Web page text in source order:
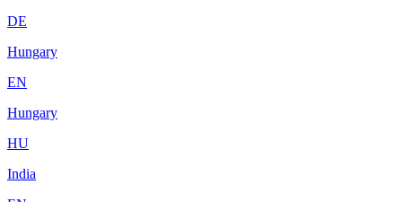
DE
Hungary
EN
Hungary
HU
India